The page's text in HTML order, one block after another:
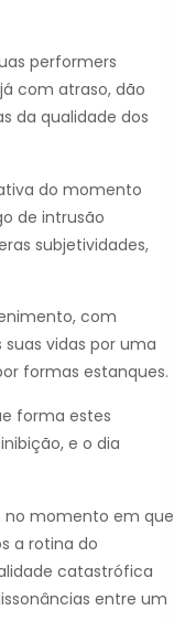
performers
com atraso, dão
da qualidade dos
do momento
de intrusão
subjetividades,
com
vidas por uma
formas estanques.
forma estes
e o dia
no momento em que
a rotina do
catastrófica
entre um